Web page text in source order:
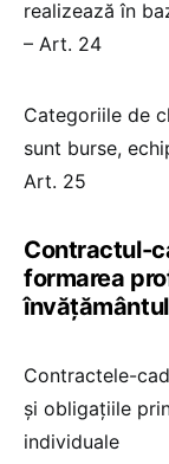
realizează în
– Art. 24
Categoriile de
sunt burse,
Art. 25
Contractul-
formarea
Contractele-
și obligațiile
individuale